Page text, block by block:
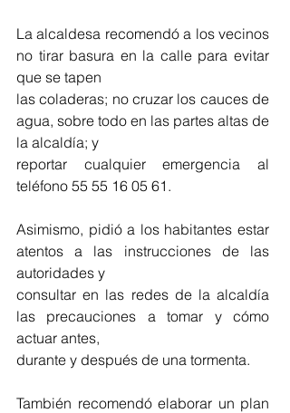
La alcaldesa recomendó a los vecinos
no tirar basura en la calle para evitar
que se tapen
las coladeras; no cruzar los cauces de
agua, sobre todo en las partes altas de
la alcaldía; y
reportar cualquier emergencia al
teléfono 55 55 16 05 61.
Asimismo, pidió a los habitantes estar
atentos a las instrucciones de las
autoridades y
consultar en las redes de la alcaldía
las precauciones a tomar y cómo
actuar antes,
durante y después de una tormenta.
También recomendó elaborar un plan